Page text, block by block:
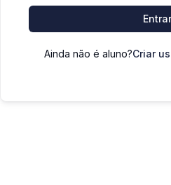
Entrar
Ainda não é aluno?Criar